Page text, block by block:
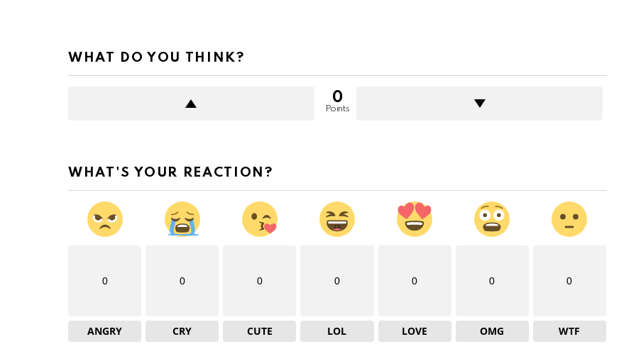
WHAT DO YOU THINK?
0
Points
WHAT'S YOUR REACTION?
0
ANGRY
0
CRY
0
CUTE
0
LOL
0
LOVE
0
OMG
0
WTF